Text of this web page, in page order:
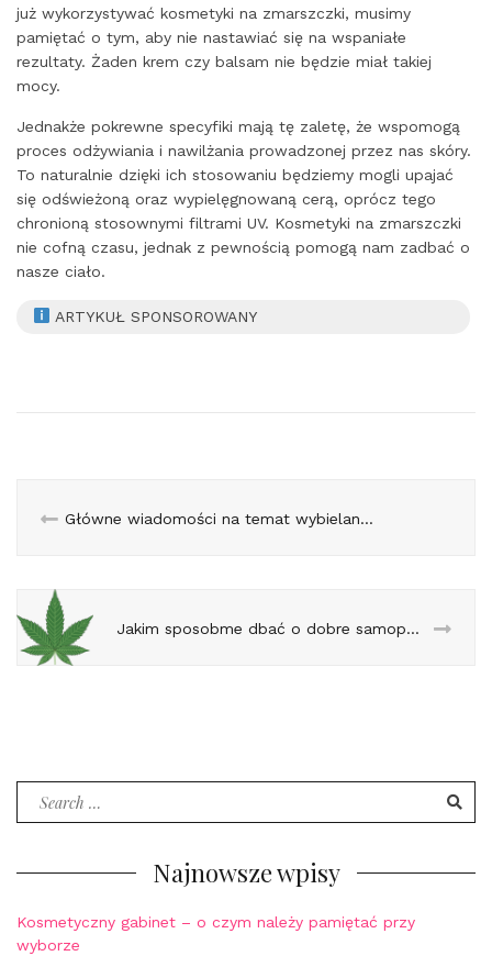
już wykorzystywać kosmetyki na zmarszczki, musimy
pamiętać o tym, aby nie nastawiać się na wspaniałe
rezultaty. Żaden krem czy balsam nie będzie miał takiej
mocy.
Jednakże pokrewne specyfiki mają tę zaletę, że wspomogą
proces odżywiania i nawilżania prowadzonej przez nas skóry.
To naturalnie dzięki ich stosowaniu będziemy mogli upajać
się odświeżoną oraz wypielęgnowaną cerą, oprócz tego
chronioną stosownymi filtrami UV. Kosmetyki na zmarszczki
nie cofną czasu, jednak z pewnością pomogą nam zadbać o
nasze ciało.
ARTYKUŁ SPONSOROWANY
Główne wiadomości na temat wybielania zębów w znajdującym się we Wrocławiu gabinecie Witadent
Jakim sposobme dbać o dobre samopoczucie?
Najnowsze wpisy
Kosmetyczny gabinet – o czym należy pamiętać przy
wyborze